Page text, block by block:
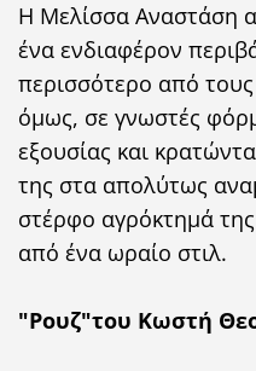
Η Μελίσσα Αναστάση
ένα ενδιαφέρον
περισσότερο από
όμως, σε γνωστές
εξουσίας και
της στα απολύτως
στέρφο αγρόκτημά
από ένα ωραίο στιλ.
"Ρουζ"του Κωστή